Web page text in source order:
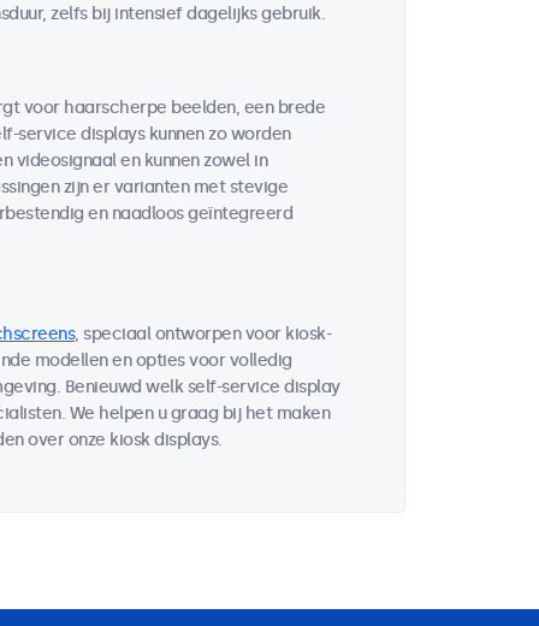
zelfs bij intensief dagelijks gebruik.
voor haarscherpe beelden, een brede
service displays kunnen zo worden
en kunnen zowel in
zijn er varianten met stevige
en naadloos geïntegreerd
, speciaal ontworpen voor kiosk-
modellen en opties voor volledig
Benieuwd welk self-service display
We helpen u graag bij het maken
over onze kiosk displays.